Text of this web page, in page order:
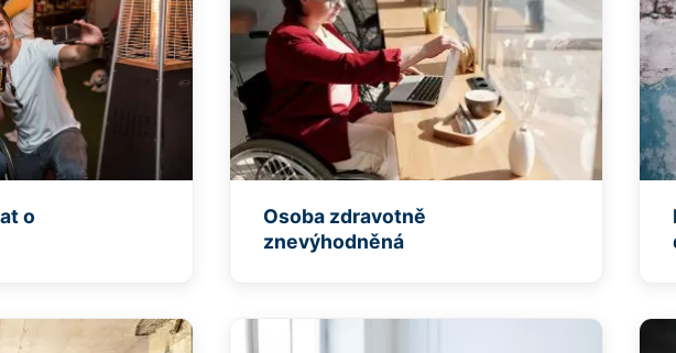
o
Osoba zdravotně
znevýhodněná